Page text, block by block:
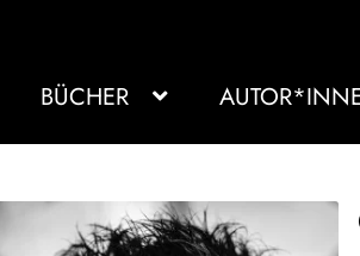
BÜCHER